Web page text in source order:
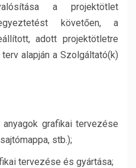
a projektötlet
követően, a
adott projektötletre
alapján a Szolgáltató(k)
grafikai tervezése
stb.);
tervezése és gyártása;